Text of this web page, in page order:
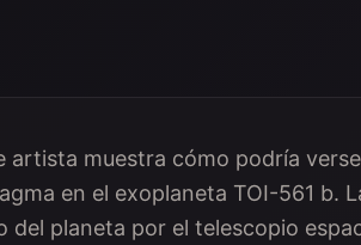
artista muestra cómo podría
en el exoplaneta TOI-561 b.
del planeta por el telescopio